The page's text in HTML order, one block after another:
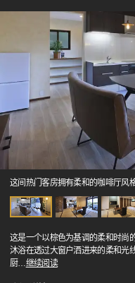
这间热门客房拥有柔和的咖啡厅风格
这是一个以棕色为基调的柔和时尚
沐浴在透过大窗户洒进来的柔和光
厨…继续阅读